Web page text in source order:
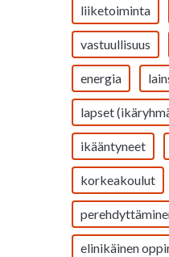
liiketoiminta
vastuullisuus
energia
lapset
ikääntyneet
korkeakoulut
elinikäinen